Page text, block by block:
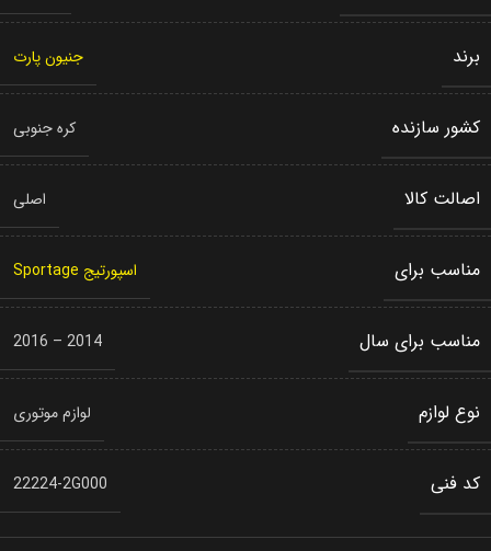
برند جنیون پارت
کشور سازنده کره جنوبی
اصالت کالا اصلی
مناسب برای اسپورتیج Sportage
مناسب برای سال 2014 – 2016
نوع لوازم لوازم موتوری
کد فنی 22224-2G000